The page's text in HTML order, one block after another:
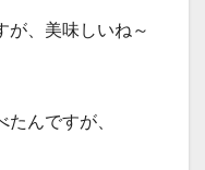
が、美味しいね～
んですが、